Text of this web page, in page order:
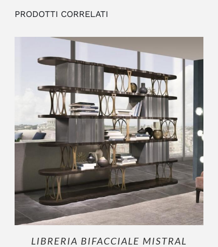
PRODOTTI CORRELATI
AGGIUNGI AL CARRELLO / DETTAGLI
LIBRERIA BIFACCIALE MISTRAL